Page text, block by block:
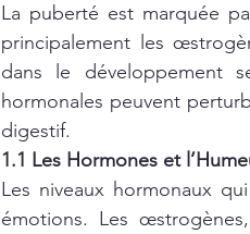
La puberté est marquée
principalement les
dans le développement
hormonales peuvent
digestif.
1.1 Les Hormones et
Les niveaux hormonaux
émotions. Les